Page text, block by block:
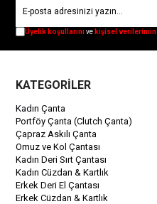
Üyelik koşullarınıve kişisel verilerimin
KATEGORİLER
Kadın Çanta
Portföy Çanta (Clutch Çanta)
Çapraz Askılı Çanta
Omuz ve Kol Çantası
Kadın Deri Sırt Çantası
Kadın Cüzdan & Kartlık
Erkek Deri El Çantası
Erkek Cüzdan & Kartlık